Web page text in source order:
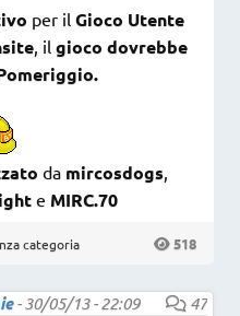
per il Gioco Utente
, il gioco dovrebbe
da mircosdogs,
e MIRC.70
categoria 518
-30/05/13 - 22:09
47